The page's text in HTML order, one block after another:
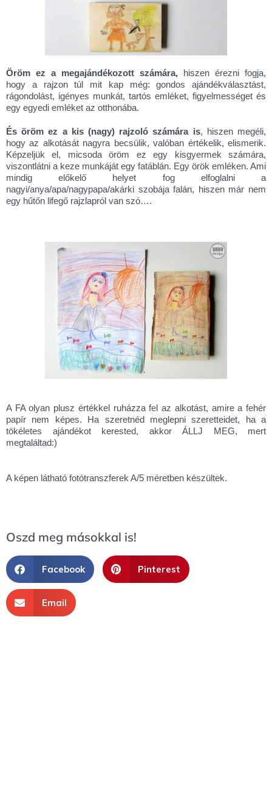
Öröm ez a megajándékozott számára, hiszen érezni fogja,
hogy a rajzon túl mit kap még: gondos ajándékválasztást,
rágondolást, igényes munkát, tartós emléket, figyelmességet és
egy egyedi emléket az otthonába.
És öröm ez a kis (nagy) rajzoló számára is, hiszen megéli,
hogy az alkotását nagyra becsülik, valóban értékelik, elismerik.
Képzeljük el, micsoda öröm ez egy kisgyermek számára,
viszontlátni a keze munkáját egy fatáblán. Egy örök emléken. Ami
mindig előkelő helyet fog elfoglalni a
nagyi/anya/apa/nagypapa/akárki szobája falán, hiszen már nem
egy hűtőn lifegő rajzlapról van szó….
A FA olyan plusz értékkel ruházza fel az alkotást, amire a fehér
papír nem képes. Ha szeretnéd meglepni szeretteidet, ha a
tökéletes ajándékot kerested, akkor ÁLLJ MEG, mert
megtaláltad:)
A képen látható fotótranszferek A/5 méretben készültek.
Oszd meg másokkal is!
Facebook Pinterest
Email